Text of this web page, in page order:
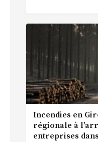
Incendies en
régionale à
entreprises